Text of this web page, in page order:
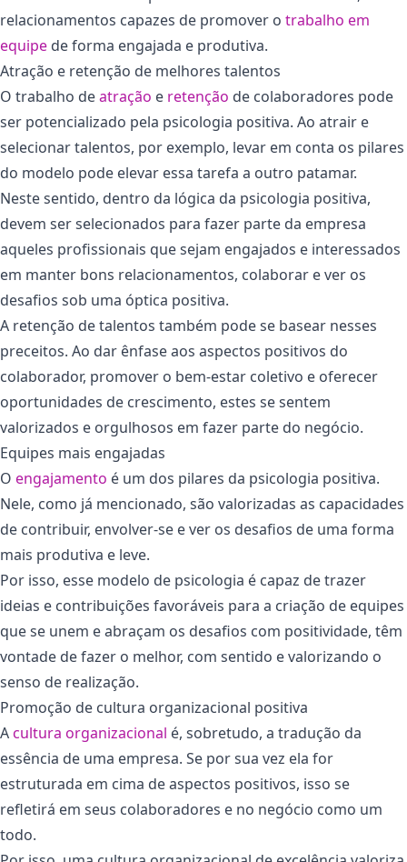
relacionamentos capazes de promover o trabalho em
equipe de forma engajada e produtiva.
Atração e retenção de melhores talentos
O trabalho deatração e retenção de colaboradores pode
ser potencializado pela psicologia positiva. Ao atrair e
selecionar talentos, por exemplo, levar em conta os pilares
do modelo pode elevar essa tarefa a outro patamar.
Neste sentido, dentro da lógica da psicologia positiva,
devem ser selecionados para fazer parte da empresa
aqueles profissionais que sejam engajados e interessados
em manter bons relacionamentos, colaborar e ver os
desafios sob uma óptica positiva.
A retenção de talentos também pode se basear nesses
preceitos. Ao dar ênfase aos aspectos positivos do
colaborador, promover o bem-estar coletivo e oferecer
oportunidades de crescimento, estes se sentem
valorizados e orgulhosos em fazer parte do negócio.
Equipes mais engajadas
O engajamento é um dos pilares da psicologia positiva.
Nele, como já mencionado, são valorizadas as capacidades
de contribuir, envolver-se e ver os desafios de uma forma
mais produtiva e leve.
Por isso, esse modelo de psicologia é capaz de trazer
ideias e contribuições favoráveis para a criação de equipes
que se unem e abraçam os desafios com positividade, têm
vontade de fazer o melhor, com sentido e valorizando o
senso de realização.
Promoção de cultura organizacional positiva
Acultura organizacional é, sobretudo, a tradução da
essência de uma empresa. Se por sua vez ela for
estruturada em cima de aspectos positivos, isso se
refletirá em seus colaboradores e no negócio como um
todo.